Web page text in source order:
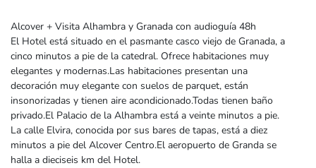
Alcover + Visita Alhambra y Granada con audioguía 48h
El Hotel está situado en el pasmante casco viejo de Granada, a
cinco minutos a pie de la catedral. Ofrece habitaciones muy
elegantes y modernas.Las habitaciones presentan una
decoración muy elegante con suelos de parquet, están
insonorizadas y tienen aire acondicionado.Todas tienen baño
privado.El Palacio de la Alhambra está a veinte minutos a pie.
La calle Elvira, conocida por sus bares de tapas, está a diez
minutos a pie del Alcover Centro.El aeropuerto de Granda se
halla a dieciseis km del Hotel.